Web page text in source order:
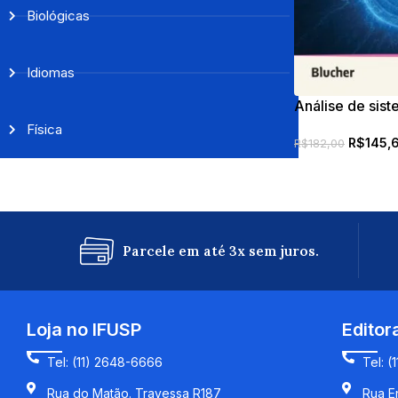
Biológicas
Idiomas
Física
Análise de
R$182,00 R$
Parcele em até 3x sem juros.
Loja no IFUSP
Tel: (11) 2648-6666
Rua do Matão. Travessa R187
Tel:
Rua